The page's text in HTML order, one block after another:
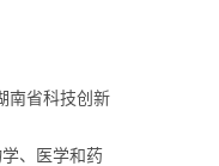
南省科技创新
学、医学和药